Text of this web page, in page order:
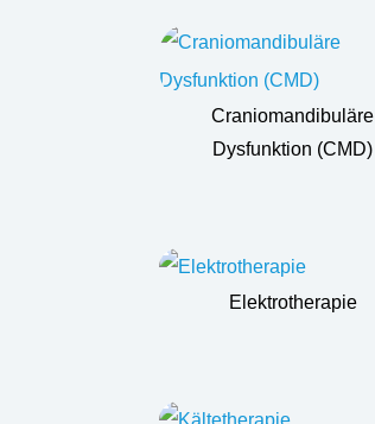
Craniomandibuläre
Dysfunktion (CMD)
Elektrotherapie